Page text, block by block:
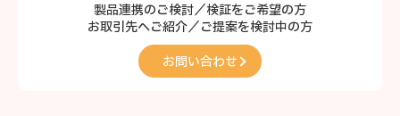
製品連携のご検討／検証をご希望の方
お取引先へご紹介／ご提案を検討中の方
お問い合わせ